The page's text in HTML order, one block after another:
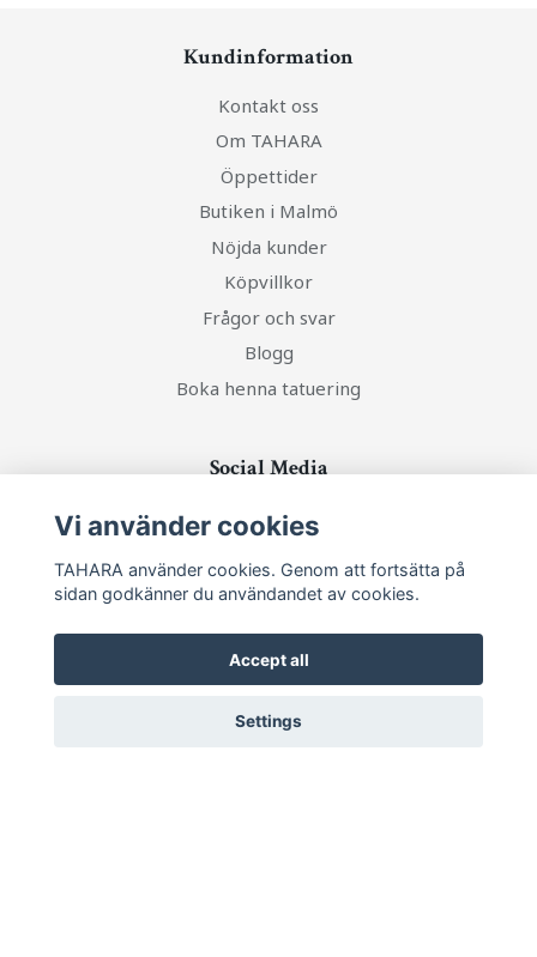
Kundinformation
Kontakt oss
Om TAHARA
Öppettider
Butiken i Malmö
Nöjda kunder
Köpvillkor
Frågor och svar
Blogg
Boka henna tatuering
Social Media
Ta del av senaste nytt och unika erbjudanden!
Vi använder cookies
TAHARA använder cookies. Genom att fortsätta på
sidan godkänner du användandet av cookies.
Accept all
Settings